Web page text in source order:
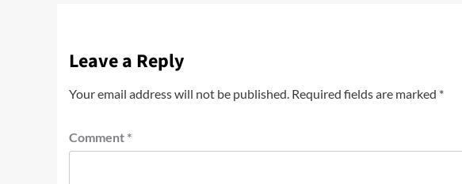
Leave a Reply
Your email address will not be published. Required fields are marked *
Comment *